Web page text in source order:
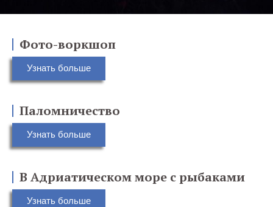
Фото-воркшоп
Узнать больше
Паломничество
Узнать больше
В Адриатическом море с рыбаками
Узнать больше